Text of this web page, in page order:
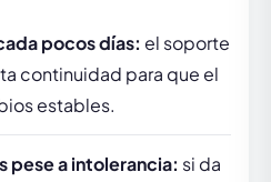
pocos días: el soporte
continuidad para que el
estables.
pese a intolerancia: si da